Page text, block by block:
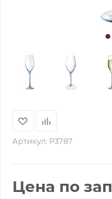
Артикул: P3787
Цена по